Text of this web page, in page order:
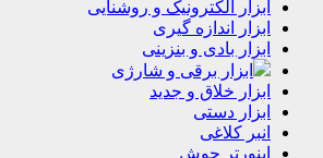
ابزار الکترونیک و روشنایی
ابزار اندازه گیری
ابزار بادی و بنزینی
ابزار برقی و شارژی
ابزار خلاق و جدید
ابزار دستی
انبر کلاغی
اینورتر جوش